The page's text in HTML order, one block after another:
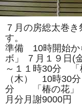
教
室
も
あ
り
ま
す。
は
７月の房総太巻
す。 ７月１
準備 10時開始
ボ」 ７月１９日
～１１時30分 「
（木） 10時30
分 「椿の花」「
月分月謝9000円